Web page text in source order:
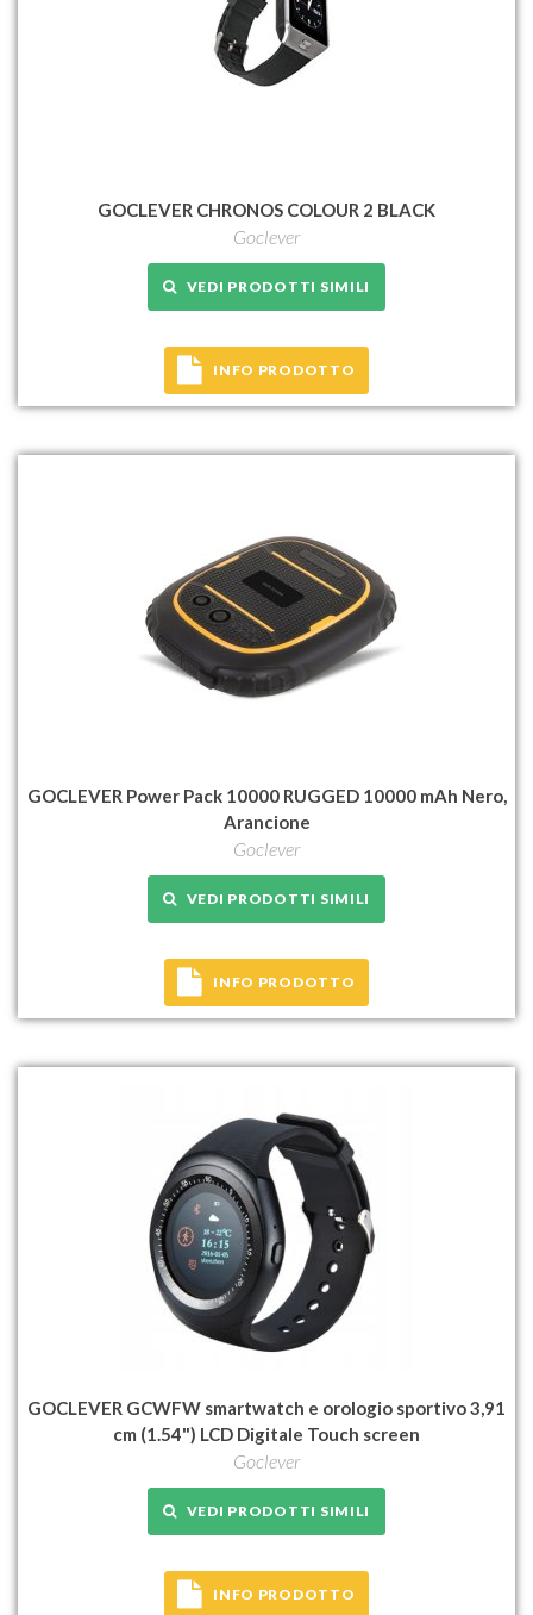
GOCLEVER CHRONOS COLOUR 2 BLACK
Goclever
VEDI PRODOTTI SIMILI
INFO PRODOTTO
GOCLEVER Power Pack 10000 RUGGED 10000 mAh Nero,
Arancione
Goclever
VEDI PRODOTTI SIMILI
INFO PRODOTTO
GOCLEVER GCWFW smartwatch e orologio sportivo 3,91
cm (1.54") LCD Digitale Touch screen
Goclever
VEDI PRODOTTI SIMILI
INFO PRODOTTO